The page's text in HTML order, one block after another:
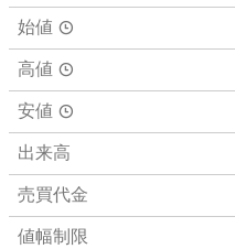
始値
高値
安値
出来高
売買代金
値幅制限